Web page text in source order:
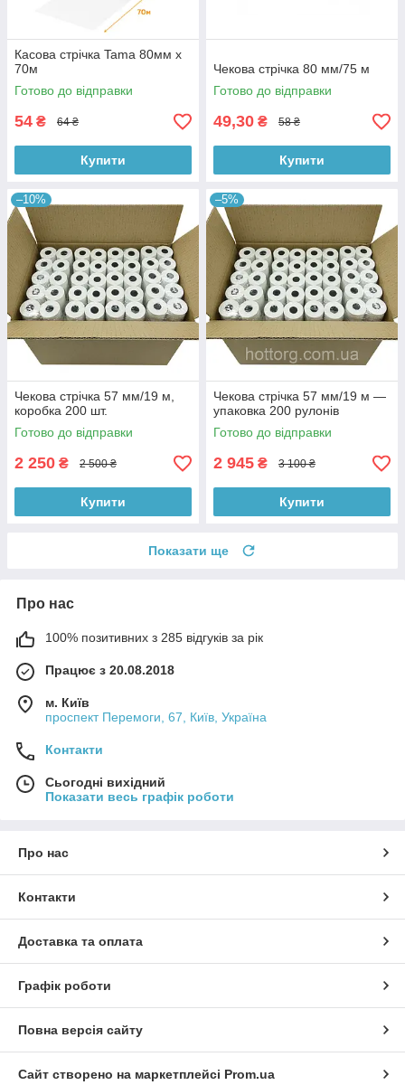
Касова стрічка Tama 80мм x
70м
Готово до відправки
54 ₴ 64 ₴
Купити
Чекова стрічка 80 мм/75 м
Готово до відправки
49,30 ₴ 58 ₴
Купити
–10%
Чекова стрічка 57 мм/19 м,
коробка 200 шт.
Готово до відправки
2 250 ₴ 2 500 ₴
Купити
–5%
Чекова стрічка 57 мм/19 м —
упаковка 200 рулонів
Готово до відправки
2 945 ₴ 3 100 ₴
Купити
Показати ще
Про нас
100% позитивних з 285 відгуків за рік
Працює з 20.08.2018
м. Київ
проспект Перемоги, 67, Київ, Україна
Контакти
Сьогодні вихідний
Показати весь графік роботи
Про нас
Контакти
Доставка та оплата
Графік роботи
Повна версія сайту
Сайт створено на маркетплейсі Prom.ua